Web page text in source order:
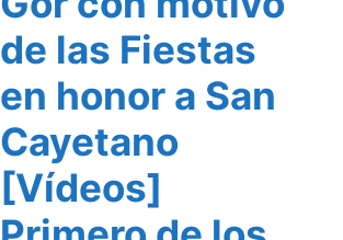
de las Fiestas
en honor a San
Cayetano
[Vídeos]